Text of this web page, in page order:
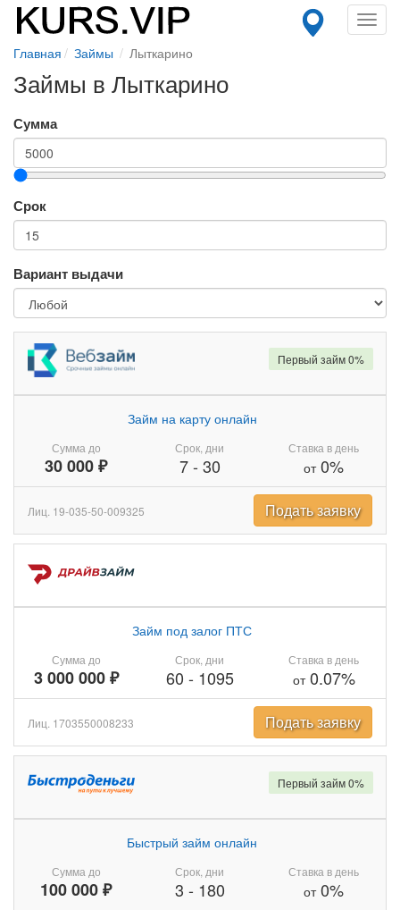
Главная Займы Лыткарино
Займы в Лыткарино
Сумма
Срок
Вариант выдачи
Сумма до
30 000 ₽
Займ на карту онлайн
Срок, дни
7- 30
Ставка в день
от0%
Первый займ 0%
Лиц. 19-035-50-009325 Подать заявку
Сумма до
3 000 000 ₽
Займ под залог ПТС
Срок, дни
60 - 1095
Ставка в день
от0.07%
Лиц. 1703550008233 Подать заявку
Сумма до
100 000 ₽
Быстрый займ онлайн
Срок, дни
3 - 180
Ставка в день
от0%
Первый займ 0%